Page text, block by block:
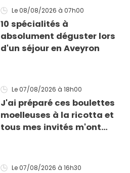
Le 08/08/2026 à 07h00
10 spécialités à
absolument déguster lors
d'un séjour en Aveyron
Le 07/08/2026 à 18h00
J'ai préparé ces boulettes
moelleuses à la ricotta et
tous mes invités m'ont
Le 07/08/2026 à 16h30